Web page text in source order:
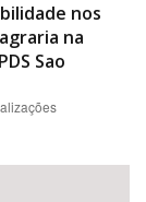
nos
na
Sao